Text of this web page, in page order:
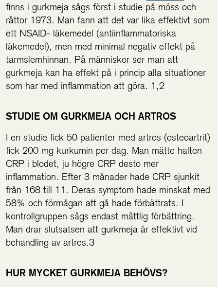
finns i gurkmeja sågs först i studie på möss och
råttor 1973. Man fann att det var lika effektivt som
ett NSAID- läkemedel (antiinflammatoriska
läkemedel), men med minimal negativ effekt på
tarmslemhinnan. På människor ser man att
gurkmeja kan ha effekt på i princip alla situationer
som har med inflammation att göra. 1,2
STUDIE OM GURKMEJA OCH ARTROS
I en studie fick 50 patienter med artros (osteoartrit)
fick 200 mg kurkumin per dag. Man mätte halten
CRP i blodet, ju högre CRP desto mer
inflammation. Efter 3 månader hade CRP sjunkit
från 168 till 11. Deras symptom hade minskat med
58% och förmågan att gå hade förbättrats. I
kontrollgruppen sågs endast måttlig förbättring.
Man drar slutsatsen att gurkmeja är effektivt vid
behandling av artros.3
HUR MYCKET GURKMEJA BEHÖVS?